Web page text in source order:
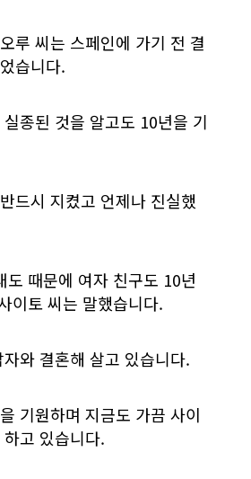
루 씨는 스페인에 가기 전 결
습니다.
종된 것을 알고도 10년을 기
드시 지켰고 언제나 진실했
도 때문에 여자 친구도 10년
이토 씨는 말했습니다.
와 결혼해 살고 있습니다.
기원하며 지금도 가끔 사이
고 있습니다.